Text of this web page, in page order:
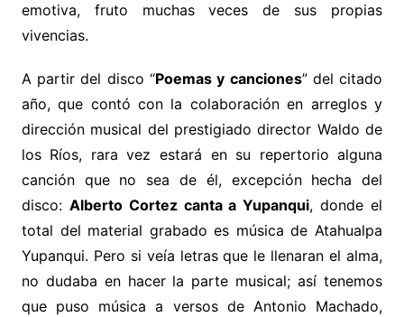
emotiva, fruto muchas veces de sus propias
vivencias.
A partir del disco “Poemas y canciones” del citado
año, que contó con la colaboración en arreglos y
dirección musical del prestigiado director Waldo de
los Ríos, rara vez estará en su repertorio alguna
canción que no sea de él, excepción hecha del
disco: Alberto Cortez canta a Yupanqui, donde el
total del material grabado es música de Atahualpa
Yupanqui. Pero si veía letras que le llenaran el alma,
no dudaba en hacer la parte musical; así tenemos
que puso música a versos de Antonio Machado,